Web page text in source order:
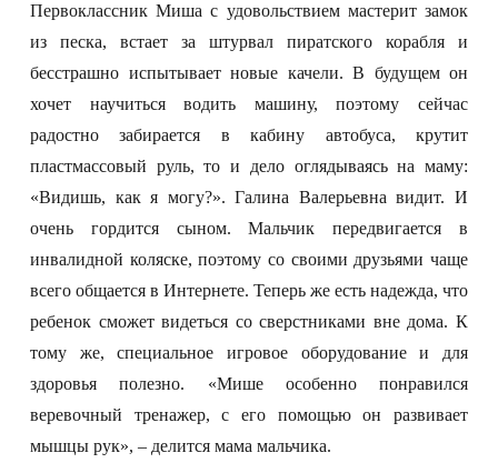
Первоклассник Миша с удовольствием мастерит замок
из песка, встает за штурвал пиратского корабля и
бесстрашно испытывает новые качели. В будущем он
хочет научиться водить машину, поэтому сейчас
радостно забирается в кабину автобуса, крутит
пластмассовый руль, то и дело оглядываясь на маму:
«Видишь, как я могу?». Галина Валерьевна видит. И
очень гордится сыном. Мальчик передвигается в
инвалидной коляске, поэтому со своими друзьями чаще
всего общается в Интернете. Теперь же есть надежда, что
ребенок сможет видеться со сверстниками вне дома. К
тому же, специальное игровое оборудование и для
здоровья полезно. «Мише особенно понравился
веревочный тренажер, с его помощью он развивает
мышцы рук», – делится мама мальчика.